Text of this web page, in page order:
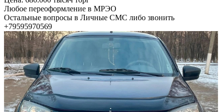
Любое переоформление в МРЭО
Остальные вопросы в Личные СМС либо звонить
+79595970569